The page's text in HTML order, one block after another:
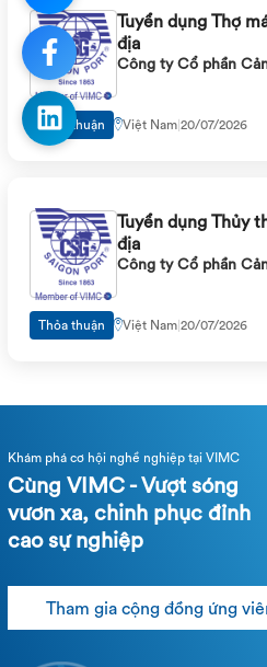
Tuyển dụng Thợ
địa
Công ty Cổ phần
Thỏa thuận Việt Nam|20/07/2026
Tuyển dụng Thủy
địa
Công ty Cổ phần
Thỏa thuận Việt Nam|20/07/2026
Khám phá cơ hội nghề nghiệp tại VIMC
Cùng VIMC - Vượt sóng
vươn xa, chinh phục đỉnh
cao sự nghiệp
Tham gia cộng đồng ứng